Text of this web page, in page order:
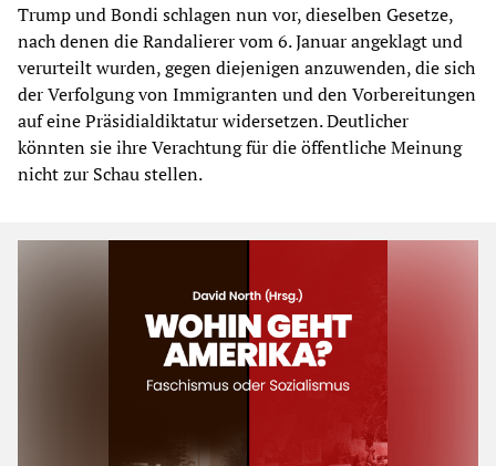
Trump und Bondi schlagen nun vor, dieselben Gesetze,
nach denen die Randalierer vom 6. Januar angeklagt und
verurteilt wurden, gegen diejenigen anzuwenden, die sich
der Verfolgung von Immigranten und den Vorbereitungen
auf eine Präsidialdiktatur widersetzen. Deutlicher
könnten sie ihre Verachtung für die öffentliche Meinung
nicht zur Schau stellen.